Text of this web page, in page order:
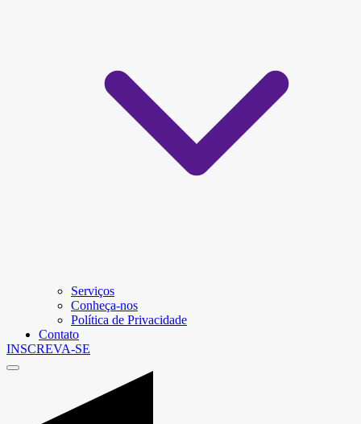
Serviços
Conheça-nos
Política de Privacidade
Contato
INSCREVA-SE